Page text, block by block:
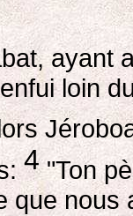
ayant
loin
4"Ton
que